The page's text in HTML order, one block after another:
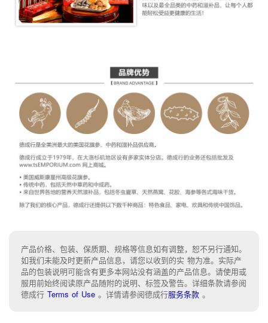
产品价格、包装、保质期、规格等信息如有调整，恕不另行通知。
如我们未能及时更新产品信息，请您以收到的实 物为准。实际产
品的包装说明可能含有更多本网站没有涵盖的产品信息。请使用或
服用前始终阅读原产品随附的说明、标签及警告。详细条款请参阅
德成行 Terms of Use 。 详情请参阅德成行服务条款 。